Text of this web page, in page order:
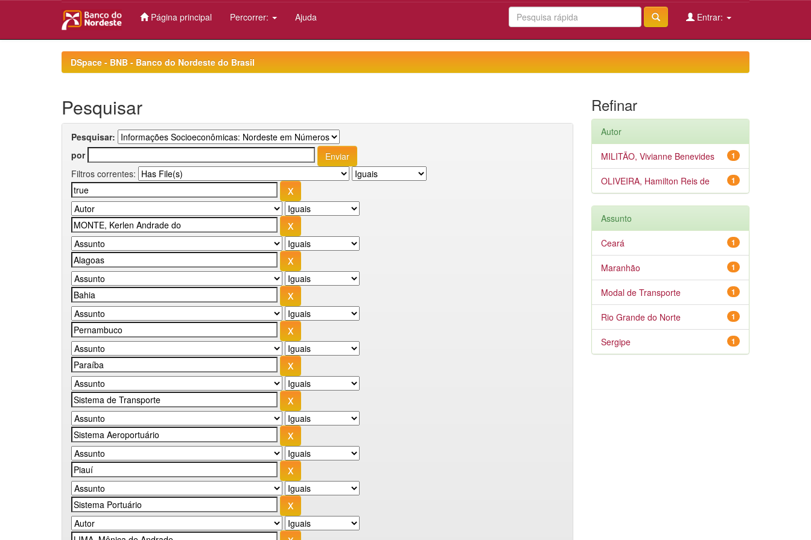
Página principal Percorrer: Ajuda Entrar:
DSpace - BNB - Banco do Nordeste do Brasil
Pesquisar
Pesquisar:
por
Filtros correntes:
Refinar
Autor
1
MILITÃO, Vivianne Benevides
1
OLIVEIRA, Hamilton Reis de
Assunto
1
Ceará
1
Maranhão
1
Modal de Transporte
1
Rio Grande do Norte
1
Sergipe